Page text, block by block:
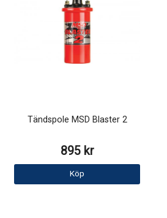
Tändspole MSD Blaster 2
895 kr
Köp